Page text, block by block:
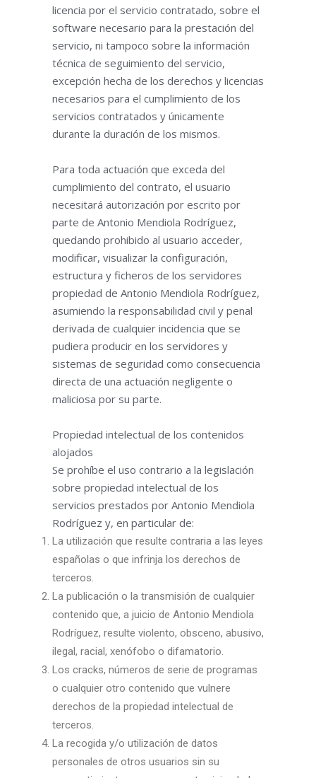
licencia por el servicio contratado, sobre el
software necesario para la prestación del
servicio, ni tampoco sobre la información
técnica de seguimiento del servicio,
excepción hecha de los derechos y licencias
necesarios para el cumplimiento de los
servicios contratados y únicamente
durante la duración de los mismos.
Para toda actuación que exceda del
cumplimiento del contrato, el usuario
necesitará autorización por escrito por
parte de Antonio Mendiola Rodríguez,
quedando prohibido al usuario acceder,
modificar, visualizar la configuración,
estructura y ficheros de los servidores
propiedad de Antonio Mendiola Rodríguez,
asumiendo la responsabilidad civil y penal
derivada de cualquier incidencia que se
pudiera producir en los servidores y
sistemas de seguridad como consecuencia
directa de una actuación negligente o
maliciosa por su parte.
Propiedad intelectual de los contenidos
alojados
Se prohíbe el uso contrario a la legislación
sobre propiedad intelectual de los
servicios prestados por Antonio Mendiola
Rodríguez y, en particular de:
La utilización que resulte contraria a las leyes
españolas o que infrinja los derechos de
terceros.
La publicación o la transmisión de cualquier
contenido que, a juicio de Antonio Mendiola
Rodríguez, resulte violento, obsceno, abusivo,
ilegal, racial, xenófobo o difamatorio.
Los cracks, números de serie de programas
o cualquier otro contenido que vulnere
derechos de la propiedad intelectual de
terceros.
La recogida y/o utilización de datos
personales de otros usuarios sin su